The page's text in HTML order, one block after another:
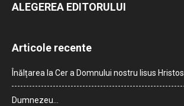
ALEGEREA EDITORULUI
Articole recente
Înălțarea la Cer a Domnului nostru Iisus Hristos
Dumnezeu…